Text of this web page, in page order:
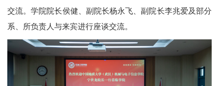
交流。学院院长侯健、 副院长杨永飞、副院长李兆爱及部分
系、所负责人与来宾进行座谈交流。